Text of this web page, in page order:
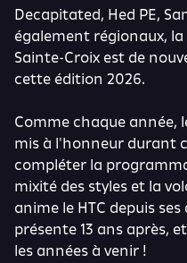
Decapitated, Hed PE,
également régionaux, la
Sainte-Croix est de
cette édition 2026.
Comme chaque année,
mis à l'honneur durant
compléter la
mixité des styles et la
anime le HTC depuis
présente 13 ans après,
les années à venir !